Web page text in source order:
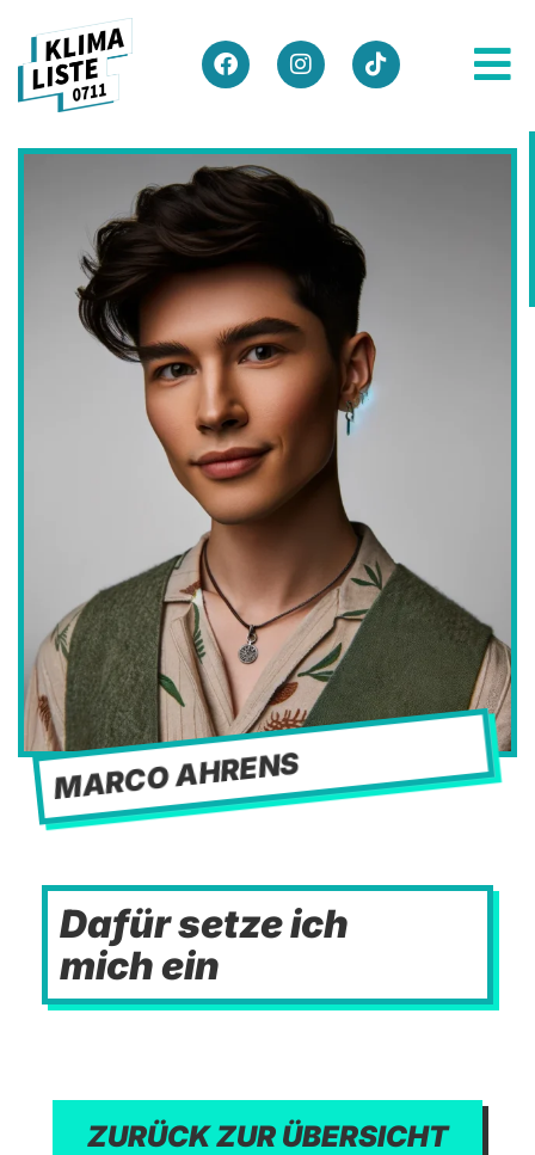
MARCO AHRENS
Dafür setze ich
mich ein
ZURÜCK ZUR ÜBERSICHT